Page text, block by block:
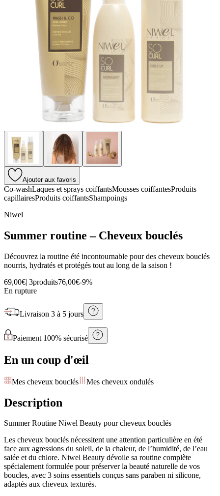
Ajouter aux favoris
Co-washLaques et sprays coiffantsMousses coiffantesProduits
capillairesProduits coiffantsShampoings
Niwel
Summer routine – Cheveux bouclés
Découvrez la routine été incontournable pour des cheveux bouclés
nourris, hydratés et protégés tout au long de la saison !
69,00€| 3produits76,00€-9%
En rupture
Livraison 3 à 5 jours
Paiement 100% sécurisé
En un coup d'œil
Mes cheveux bouclés Mes cheveux ondulés
Description
Summer Routine Niwel Beauty pour cheveux bouclés
Les cheveux bouclés nécessitent une attention particulière en été
face aux agressions du soleil, de la chaleur, de l’humidité, de l’eau
salée et du chlore. Niwel Beauty dévoile sa routine complète
spécialement formulée pour préserver la beauté naturelle de vos
boucles, avec 3 soins essentiels conçus sans paraben ni silicone,
adaptés aux cheveux texturés.